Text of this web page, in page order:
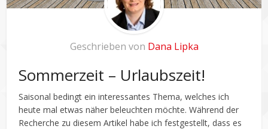
Geschrieben von Dana Lipka
Sommerzeit – Urlaubszeit!
Saisonal bedingt ein interessantes Thema, welches ich
heute mal etwas näher beleuchten möchte. Während der
Recherche zu diesem Artikel habe ich festgestellt, dass es